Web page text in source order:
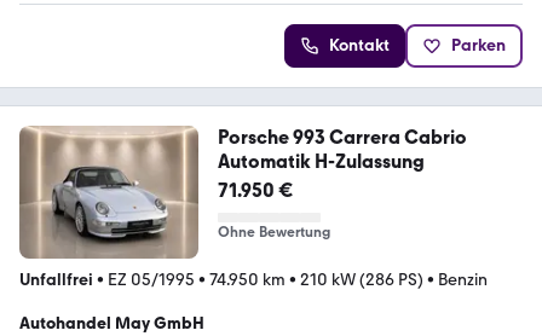
Kontakt Parken
Porsche 993 Carrera Cabrio
Automatik H-Zulassung
71.950 €
Ohne Bewertung
Unfallfrei • EZ 05/1995 • 74.950 km • 210 kW (286 PS) • Benzin
Autohandel May GmbH